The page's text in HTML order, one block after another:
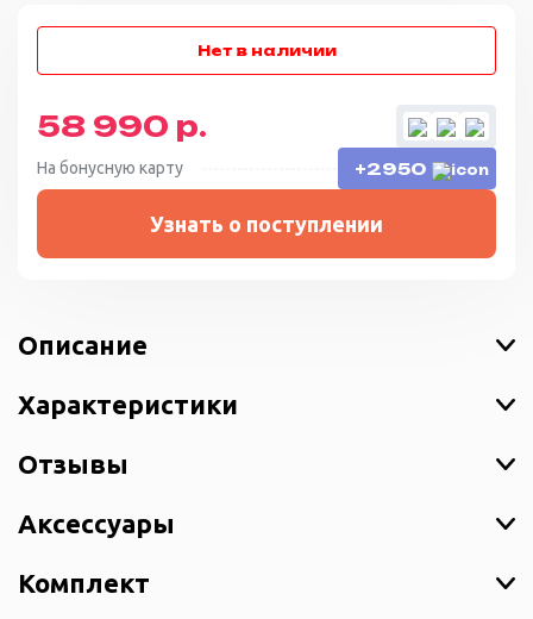
58 990 р.
На бонусную карту +2950
Узнать о поступлении
Описание
Характеристики
Отзывы
Аксессуары
Комплект